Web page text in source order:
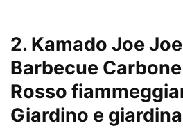
2. Kamado Joe
Barbecue
Rosso
Giardino e